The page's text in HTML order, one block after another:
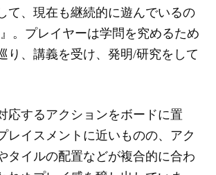
て、現在も継続的に遊んでいるの
。プレイヤーは学問を究めるため
り、講義を受け、発明/研究をして
応するアクションをボードに置
レイスメントに近いものの、アク
タイルの配置などが複合的に合わ